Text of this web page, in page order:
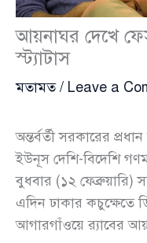
আয়নাঘর দেখে
স্ট্যাটাস
মতামত/ Leave a
অন্তর্বর্তী সরকারের
ইউনূস দেশি-বিদেশি
বুধবার (১২ ফেব্রুয়ারি)
এদিন ঢাকার
আগারগাঁওয়ে র‍্যাবের